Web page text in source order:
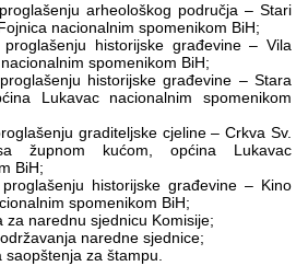
arheološkog područja – Stari
nacionalnim spomenikom BiH;
historijske građevine – Vila
spomenikom BiH;
historijske građevine – Stara
Lukavac nacionalnim spomenikom
graditeljske cjeline – Crkva Sv.
župnom kućom, općina Lukavac
BiH;
historijske građevine – Kino
spomenikom BiH;
za narednu sjednicu Komisije;
naredne sjednice;
za štampu.